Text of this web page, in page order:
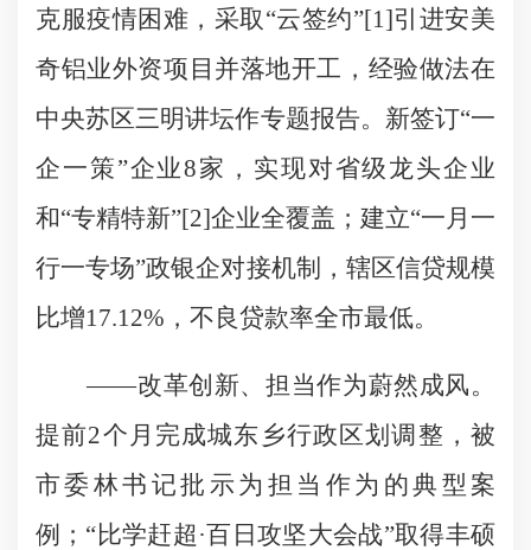
克服疫情困难，采取“云签约”[1]引进安美
奇铝业外资项目并落地开工，经验做法在
中央苏区三明讲坛作专题报告。新签订“一
企一策”企业8家，实现对省级龙头企业
和“专精特新”[2]企业全覆盖；建立“一月一
行一专场”政银企对接机制，辖区信贷规模
比增17.12%，不良贷款率全市最低。
——改革创新、担当作为蔚然成风。
提前2个月完成城东乡行政区划调整，被
市委林书记批示为担当作为的典型案
例；“比学赶超·百日攻坚大会战”取得丰硕